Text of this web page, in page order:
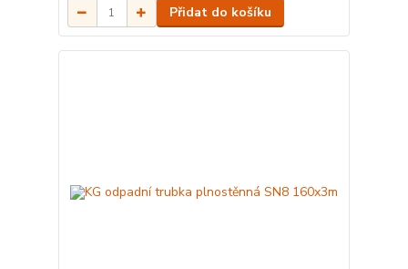
Přidat do košíku